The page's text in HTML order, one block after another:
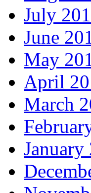
July
June
May
April
March
January